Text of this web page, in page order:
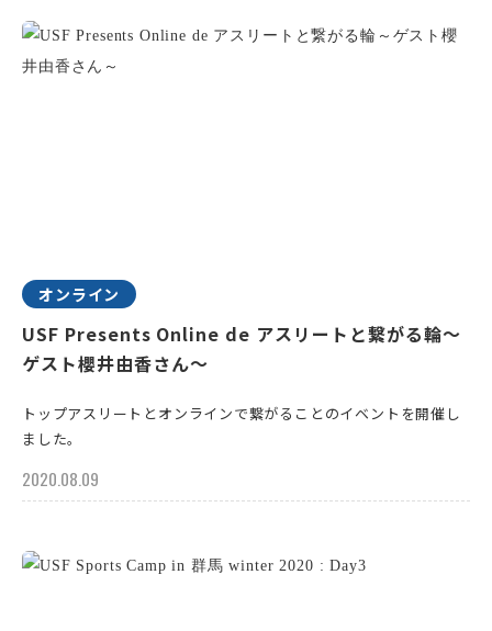
オンライン
USF Presents Online de アスリートと繋がる輪～
ゲスト櫻井由香さん～
トップアスリートとオンラインで繋がることのイベントを開催し
ました。
2020.08.09